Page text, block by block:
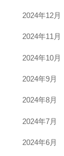
2024年12月
2024年11月
2024年10月
2024年9月
2024年8月
2024年7月
2024年6月